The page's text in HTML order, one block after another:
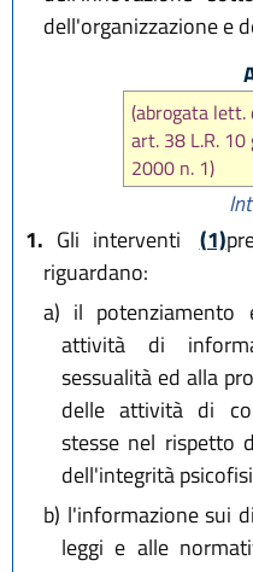
dell'organizzazione e
(abrogata lett.
art. 38 L.R. 10
2000 n. 1)
1. Gli interventi (1)
riguardano:
a) il potenziamento
attività di
sessualità ed alla
delle attività di
stesse nel rispetto
dell'integrità
b) l'informazione sui
leggi e alle